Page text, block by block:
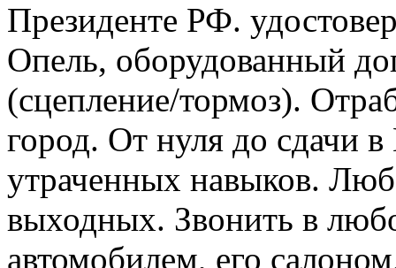
Президенте РФ.
Опель, оборудованный
(сцепление/тормоз).
город. От нуля до сдачи
утраченных навыков.
выходных. Звонить в
автомобилем, его